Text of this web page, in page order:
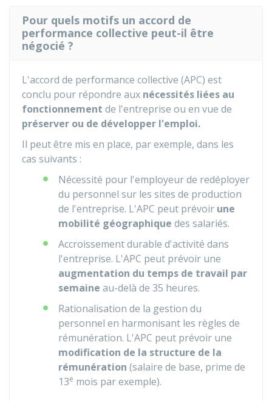
Pour quels motifs un accord de
performance collective peut-il être
négocié ?
L'accord de performance collective (APC) est
conclu pour répondre aux nécessités liées au
fonctionnement de l'entreprise ou en vue de
préserver ou de développer l'emploi.
Il peut être mis en place, par exemple, dans les
cas suivants :
Nécessité pour l'employeur de redéployer
du personnel sur les sites de production
de l'entreprise. L'APC peut prévoir une
mobilité géographique des salariés.
Accroissement durable d'activité dans
l'entreprise. L'APC peut prévoir une
augmentation du temps de travail par
semaine au-delà de 35 heures.
Rationalisation de la gestion du
personnel en harmonisant les règles de
rémunération. L'APC peut prévoir une
modification de la structure de la
rémunération (salaire de base, prime de
13e mois par exemple).